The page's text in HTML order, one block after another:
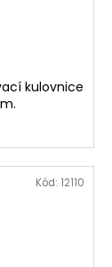
kulovnice
Kód: 12110